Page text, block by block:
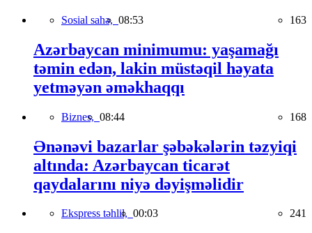
Sosial sahə, 08:53 163
Azərbaycan minimumu: yaşamağı
təmin edən, lakin müstəqil həyata
yetməyən əməkhaqqı
Biznes, 08:44 168
Ənənəvi bazarlar şəbəkələrin təzyiqi
altında: Azərbaycan ticarət
qaydalarını niyə dəyişməlidir
Ekspress təhlil, 00:03 241